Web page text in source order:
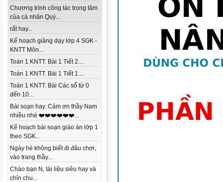
Chương trình công tác trọng tâm
của cá nhân Quý...
rất hay...
Kế hoạch giảng dạy lớp 4 SGK -
KNTT Môn...
Toán 1 KNTT. Bài 1 Tiết 2....
Toán 1 KNTT. Bài 1 Tiết 1....
Toán 1 KNTT. Bài Các số từ 0
đến 10...
Bài soạn hay. Cảm ơn thầy Nam
nhiều nhé ❤️❤️❤️❤️❤️❤️...
Kế hoạch bài soạn giáo án lớp 1
theo SGK...
Ngày hè không biết đi đâu chơi,
vào trang thầy...
Chào bạn N, tài liệu siêu hay và
chỉn chu...